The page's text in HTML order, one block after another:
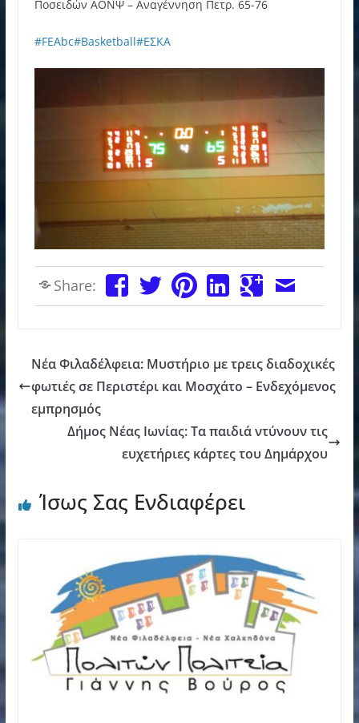
Ποσειδών ΑΟΝΨ – Αναγέννηση Πετρ. 65-76
#FEAbc#Basketball#ΕΣΚΑ
Share:
Νέα Φιλαδέλφεια: Μυστήριο με τρεις διαδοχικές
φωτιές σε Περιστέρι και Μοσχάτο – Ενδεχόμενος
εμπρησμός
Δήμος Νέας Ιωνίας: Τα παιδιά ντύνουν τις
ευχετήριες κάρτες του Δημάρχου
Ίσως Σας Ενδιαφέρει